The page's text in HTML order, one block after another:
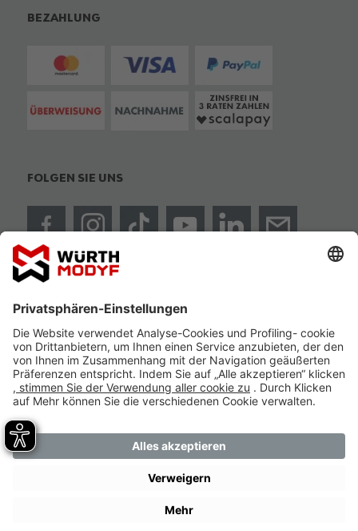
BEZAHLUNG
FOLGEN SIE UNS
ISO 9001:2015